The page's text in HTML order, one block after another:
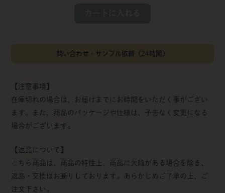
問い合わせ・サンプル依頼（24時間）
【注意事項】
在庫切れの場合は、お届けまでにお時間をいただく事がござい
ます。また、商品のパッケージや仕様は、予告なく変更になる
場合がございます。
【返品について】
こちら商品は、商品の特性上、商品に欠陥がある場合を除き、
返品・交換はお断りしております。あらかじめご了承の上、ご
注文下さい。